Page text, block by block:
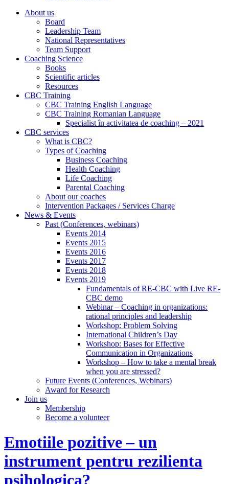
About us
Board
Leadership Team
National Representatives
Team Support
Coaching Science
Books
Scientific articles
Resources
CBC Training
CBC Training English Language
CBC Training Romanian Language
Specialist în activitatea de coaching – 2021
CBC services
What is CBC?
Types of Coaching
Business Coaching
Health Coaching
Life Coaching
Parental Coaching
About our coaches
Intervention Packages / Services Charge
News & Events
Past (Conferences, webinars)
Events 2014
Events 2015
Events 2016
Events 2017
Events 2018
Events 2019
Fundamentals of RE-CBC with Live RE-
CBC demo
Webinar – Coaching in organizations:
rational principles and leadership
Workshop: Problem Solving
International Children’s Day
Workshop: Bases for Effective
Communication in Organizations
Workshop – How to take a mental break
when you are stressed?
Future Events (Conferences, Webinars)
Award for Research
Join us
Membership
Become a volunteer
Emotiile pozitive – un
instrument pentru rezilienta
psihologica?